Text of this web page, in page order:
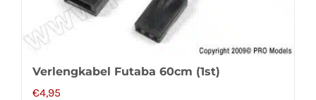
Verlengkabel Futaba 60cm (1st)
€4,95